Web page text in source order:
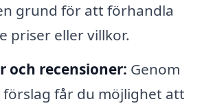
grund för att förhandla
priser eller villkor.
och recensioner: Genom
förslag får du möjlighet att